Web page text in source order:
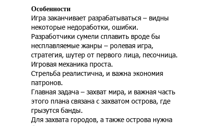
Особенности
Игра заканчивает разрабатываться – видны
некоторые недоработки, ошибки.
Разработчики сумели сплавить вроде бы
несплавляемые жанры – ролевая игра,
стратегия, шутер от первого лица, песочница.
Игровая механика проста.
Стрельба реалистична, и важна экономия
патронов.
Главная задача – захват мира, и важная часть
этого плана связана с захватом острова, где
грызутся банды.
Для захвата городов, а также острова нужна